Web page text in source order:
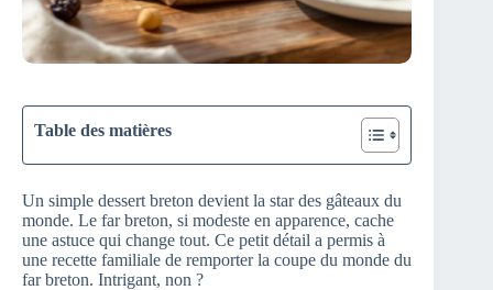
Table des matières
Un simple dessert breton devient la star des gâteaux du
monde. Le far breton, si modeste en apparence, cache
une astuce qui change tout. Ce petit détail a permis à
une recette familiale de remporter la coupe du monde du
far breton. Intrigant, non ?